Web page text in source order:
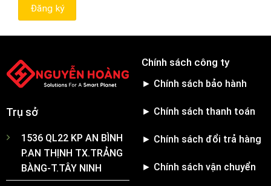
Trụ sở
1536 QL22 KP AN BÌNH
P.AN THỊNH TX.TRẢNG
BÀNG-T.TÂY NINH
Chính sách công ty
► Chính sách bảo hành
► Chính sách thanh toán
► Chính sách đổi trả hàng
► Chính sách vận chuyển